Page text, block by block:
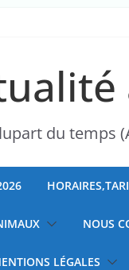
du temps
NOUS
LÉGALES